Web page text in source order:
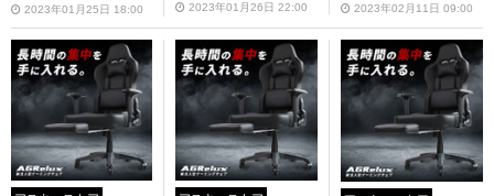
2023年01月25日 18:00 2023年01月26日 22:00 2023年02月11日 09:00